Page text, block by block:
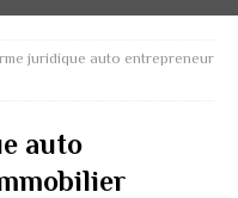
juridique auto entrepreneur
auto